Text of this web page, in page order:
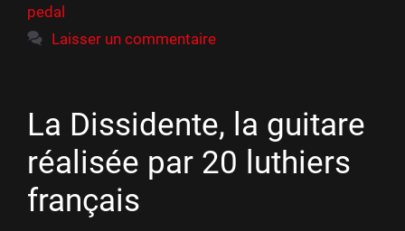
pedal
Laisser un commentaire
La Dissidente, la guitare
réalisée par 20 luthiers
français